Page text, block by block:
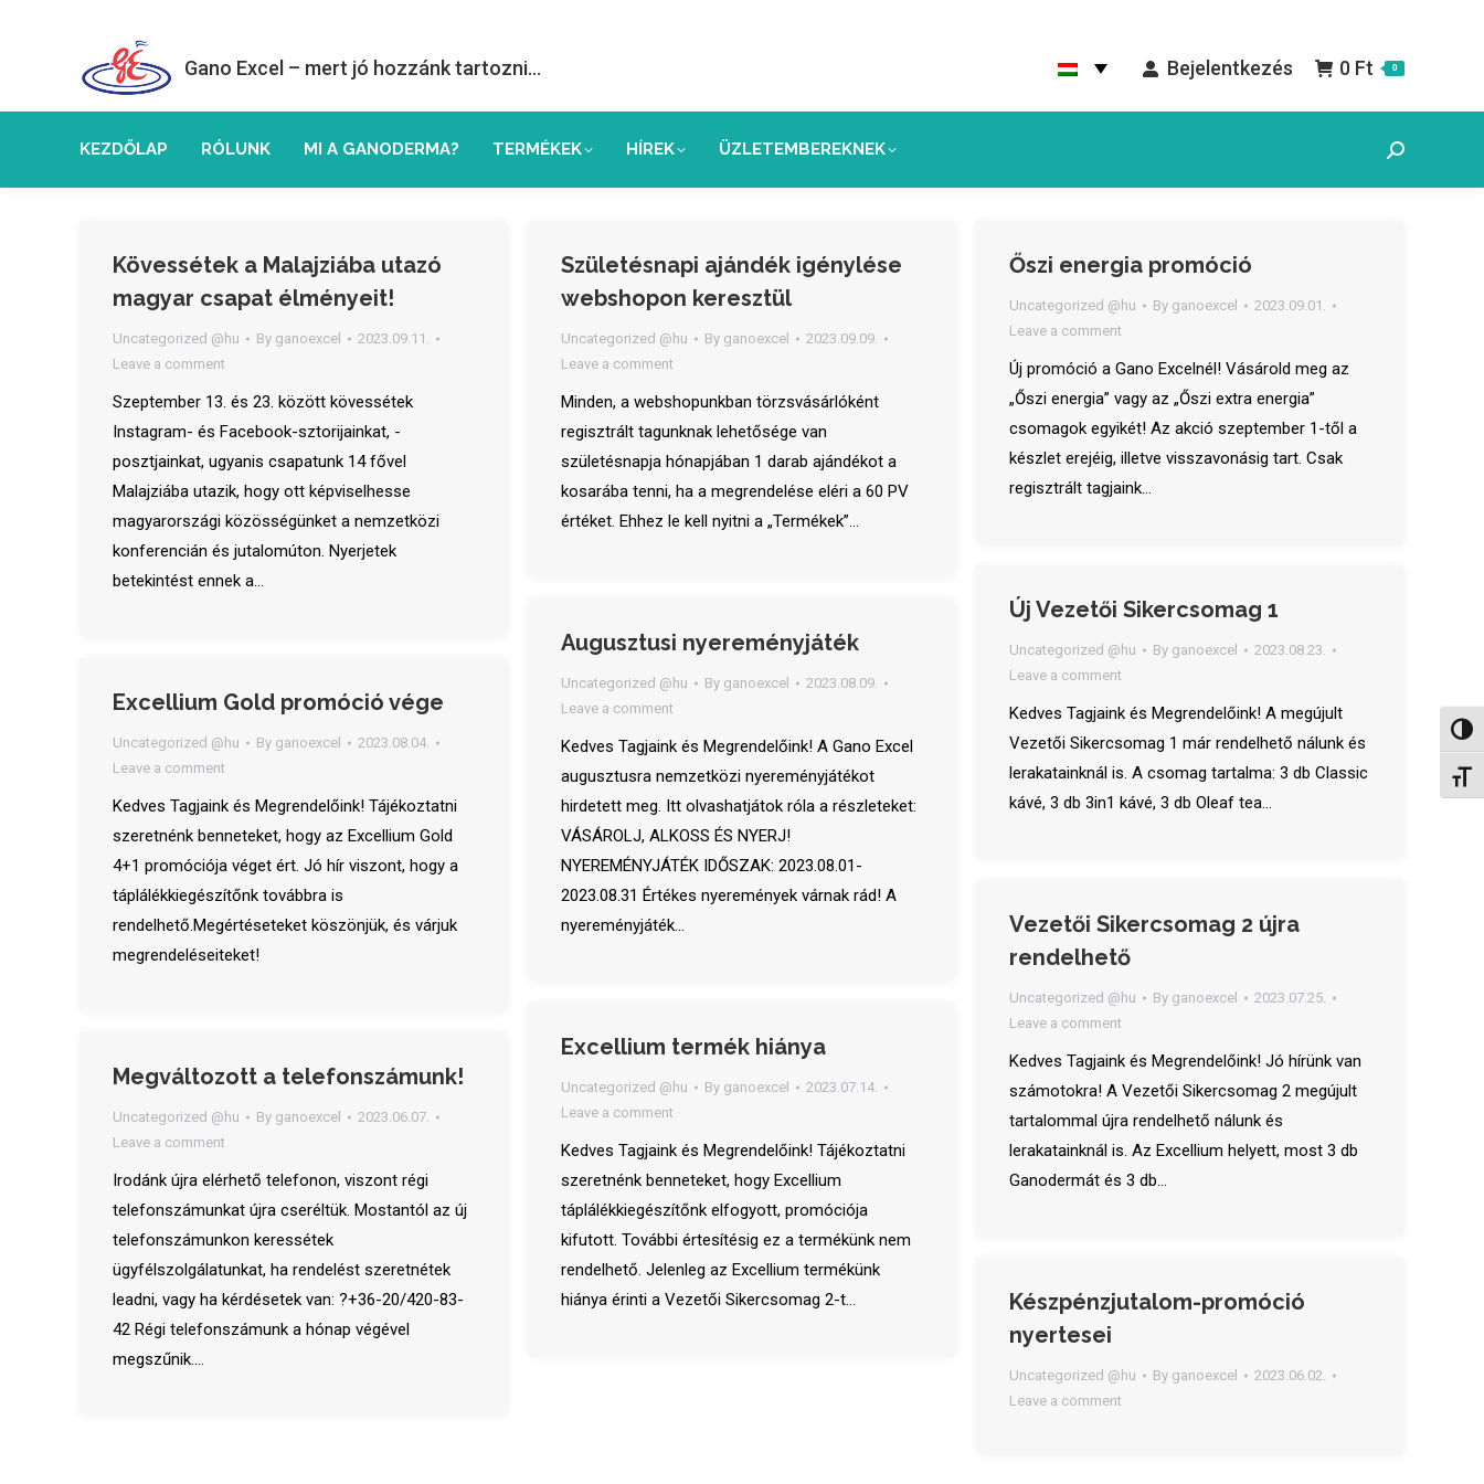
Gano Excel – mert jó hozzánk tartozni… Bejelentkezés 0 Ft 0
KEZDŐLAP RÓLUNK MI A GANODERMA? TERMÉKEK HÍREK ÜZLETEMBEREKNEK Search:
Kövessétek a Malajziába utazó
magyar csapat élményeit!
Uncategorized @hu By ganoexcel
2023.09.11.
Leave a comment
Szeptember 13. és 23. között kövessétek
Instagram- és Facebook-sztorijainkat, -
posztjainkat, ugyanis csapatunk 14 fővel
Malajziába utazik, hogy ott képviselhesse
magyarországi közösségünket a nemzetközi
konferencián és jutalomúton. Nyerjetek
betekintést ennek a…
Születésnapi ajándék igénylése
webshopon keresztül
Uncategorized @hu By ganoexcel
2023.09.09.
Leave a comment
Minden, a webshopunkban törzsvásárlóként
regisztrált tagunknak lehetősége van
születésnapja hónapjában 1 darab ajándékot a
kosarába tenni, ha a megrendelése eléri a 60 PV
értéket. Ehhez le kell nyitni a „Termékek”…
Őszi energia promóció
Uncategorized @hu By ganoexcel
2023.09.01.
Leave a comment
Új promóció a Gano Excelnél! Vásárold meg az
„Őszi energia” vagy az „Őszi extra energia”
csomagok egyikét! Az akció szeptember 1-től a
készlet erejéig, illetve visszavonásig tart. Csak
regisztrált tagjaink…
Új Vezetői Sikercsomag 1
Uncategorized @hu By ganoexcel
2023.08.23.
Leave a comment
Kedves Tagjaink és Megrendelőink! A megújult
Vezetői Sikercsomag 1 már rendelhető nálunk és
lerakatainknál is. A csomag tartalma: 3 db Classic
kávé, 3 db 3in1 kávé, 3 db Oleaf tea…
Augusztusi nyereményjáték
Uncategorized @hu By ganoexcel
2023.08.09.
Leave a comment
Kedves Tagjaink és Megrendelőink! A Gano Excel
augusztusra nemzetközi nyereményjátékot
hirdetett meg. Itt olvashatjátok róla a részleteket:
VÁSÁROLJ, ALKOSS ÉS NYERJ!
NYEREMÉNYJÁTÉK IDŐSZAK: 2023.08.01-
2023.08.31 Értékes nyeremények várnak rád! A
nyereményjáték…
Excellium Gold promóció vége
Uncategorized @hu By ganoexcel
2023.08.04.
Leave a comment
Kedves Tagjaink és Megrendelőink! Tájékoztatni
szeretnénk benneteket, hogy az Excellium Gold
4+1 promóciója véget ért. Jó hír viszont, hogy a
táplálékkiegészítőnk továbbra is
rendelhető.Megértéseteket köszönjük, és várjuk
megrendeléseiteket!
Vezetői Sikercsomag 2 újra
rendelhető
Uncategorized @hu By ganoexcel
2023.07.25.
Leave a comment
Kedves Tagjaink és Megrendelőink! Jó hírünk van
számotokra! A Vezetői Sikercsomag 2 megújult
tartalommal újra rendelhető nálunk és
lerakatainknál is. Az Excellium helyett, most 3 db
Ganodermát és 3 db…
Excellium termék hiánya
Uncategorized @hu By ganoexcel
2023.07.14.
Leave a comment
Kedves Tagjaink és Megrendelőink! Tájékoztatni
szeretnénk benneteket, hogy Excellium
táplálékkiegészítőnk elfogyott, promóciója
kifutott. További értesítésig ez a termékünk nem
rendelhető. Jelenleg az Excellium termékünk
hiánya érinti a Vezetői Sikercsomag 2-t…
Megváltozott a telefonszámunk!
Uncategorized @hu By ganoexcel
2023.06.07.
Leave a comment
Irodánk újra elérhető telefonon, viszont régi
telefonszámunkat újra cseréltük. Mostantól az új
telefonszámunkon keressétek
ügyfélszolgálatunkat, ha rendelést szeretnétek
leadni, vagy ha kérdésetek van: ?+36-20/420-83-
42 Régi telefonszámunk a hónap végével
megszűnik.…
Készpénzjutalom-promóció
nyertesei
Uncategorized @hu By ganoexcel
2023.06.02.
Leave a comment